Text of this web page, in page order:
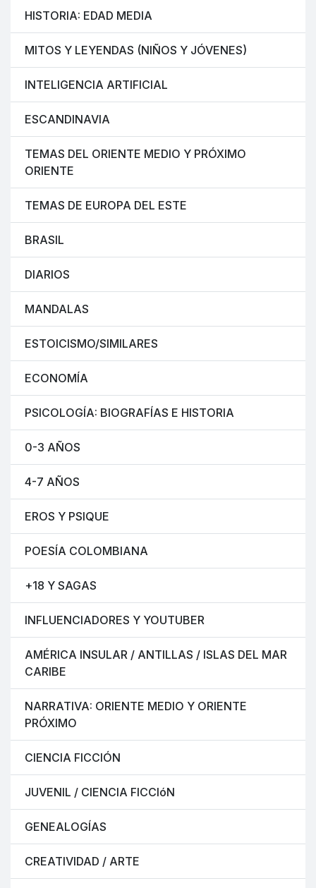
HISTORIA: EDAD MEDIA
MITOS Y LEYENDAS (NIÑOS Y JÓVENES)
INTELIGENCIA ARTIFICIAL
ESCANDINAVIA
TEMAS DEL ORIENTE MEDIO Y PRÓXIMO
ORIENTE
TEMAS DE EUROPA DEL ESTE
BRASIL
DIARIOS
MANDALAS
ESTOICISMO/SIMILARES
ECONOMÍA
PSICOLOGÍA: BIOGRAFÍAS E HISTORIA
0-3 AÑOS
4-7 AÑOS
EROS Y PSIQUE
POESÍA COLOMBIANA
+18 Y SAGAS
INFLUENCIADORES Y YOUTUBER
AMÉRICA INSULAR / ANTILLAS / ISLAS DEL MAR
CARIBE
NARRATIVA: ORIENTE MEDIO Y ORIENTE
PRÓXIMO
CIENCIA FICCIÓN
JUVENIL / CIENCIA FICCIóN
GENEALOGÍAS
CREATIVIDAD / ARTE